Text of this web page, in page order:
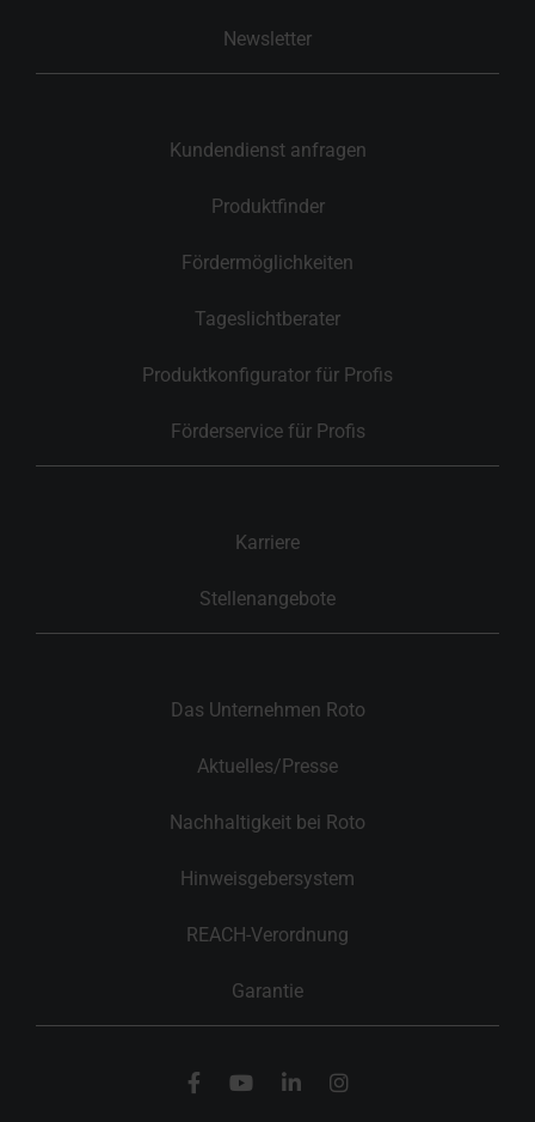
Newsletter
Kundendienst anfragen
Produktfinder
Fördermöglichkeiten
Tageslichtberater
Produktkonfigurator für Profis
Förderservice für Profis
Karriere
Stellenangebote
Das Unternehmen Roto
Aktuelles/Presse
Nachhaltigkeit bei Roto
Hinweisgebersystem
REACH-Verordnung
Garantie